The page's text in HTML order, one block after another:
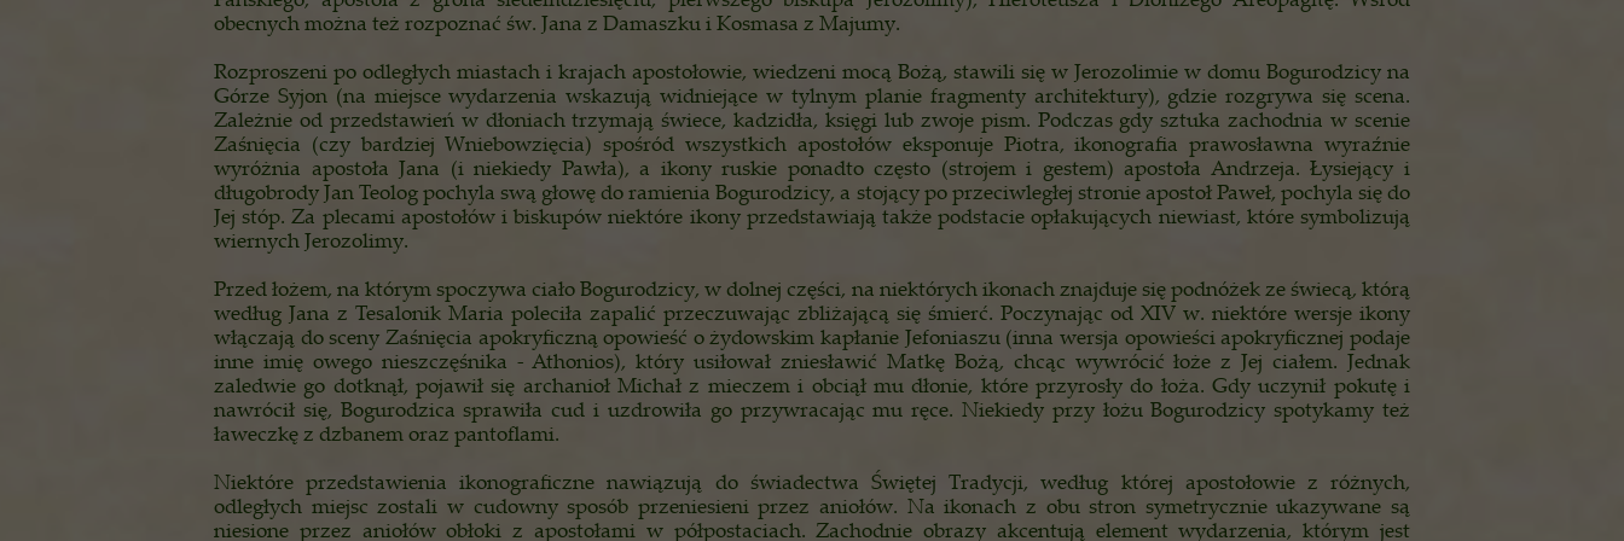
obecnych można też rozpoznać św. Jana z Damaszku i Kosmasa z Majumy.
Rozproszeni po odległych miastach i krajach apostołowie, wiedzeni mocą Bożą, stawili się w Jerozolimie w domu Bogurodzicy na
Górze Syjon (na miejsce wydarzenia wskazują widniejące w tylnym planie fragmenty architektury), gdzie rozgrywa się scena.
Zależnie od przedstawień w dłoniach trzymają świece, kadzidła, księgi lub zwoje pism. Podczas gdy sztuka zachodnia w scenie
Zaśnięcia (czy bardziej Wniebowzięcia) spośród wszystkich apostołów eksponuje Piotra, ikonografia prawosławna wyraźnie
wyróżnia apostoła Jana (i niekiedy Pawła), a ikony ruskie ponadto często (strojem i gestem) apostoła Andrzeja. Łysiejący i
długobrody Jan Teolog pochyla swą głowę do ramienia Bogurodzicy, a stojący po przeciwległej stronie apostoł Paweł, pochyla się do
Jej stóp. Za plecami apostołów i biskupów niektóre ikony przedstawiają także podstacie opłakujących niewiast, które symbolizują
wiernych Jerozolimy.
Przed łożem, na którym spoczywa ciało Bogurodzicy, w dolnej części, na niektórych ikonach znajduje się podnóżek ze świecą, którą
według Jana z Tesalonik Maria poleciła zapalić przeczuwając zbliżającą się śmierć. Poczynając od XIV w. niektóre wersje ikony
włączają do sceny Zaśnięcia apokryficzną opowieść o żydowskim kapłanie Jefoniaszu (inna wersja opowieści apokryficznej podaje
inne imię owego nieszczęśnika - Athonios), który usiłował zniesławić Matkę Bożą, chcąc wywrócić łoże z Jej ciałem. Jednak
zaledwie go dotknął, pojawił się archanioł Michał z mieczem i obciął mu dłonie, które przyrosły do łoża. Gdy uczynił pokutę i
nawrócił się, Bogurodzica sprawiła cud i uzdrowiła go przywracając mu ręce. Niekiedy przy łożu Bogurodzicy spotykamy też
ławeczkę z dzbanem oraz pantoflami.
Niektóre przedstawienia ikonograficzne nawiązują do świadectwa Świętej Tradycji, według której apostołowie z różnych,
odległych miejsc zostali w cudowny sposób przeniesieni przez aniołów. Na ikonach z obu stron symetrycznie ukazywane są
niesione przez aniołów obłoki z apostołami w półpostaciach. Zachodnie obrazy akcentują element wydarzenia, którym jest